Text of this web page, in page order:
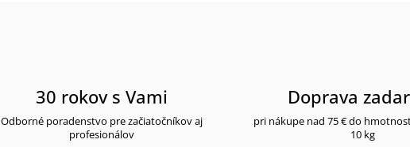
30 rokov s Vami
Odborné poradenstvo pre začiatočníkov aj
profesionálov
Doprava
pri nákupe nad 75 € do
10 kg